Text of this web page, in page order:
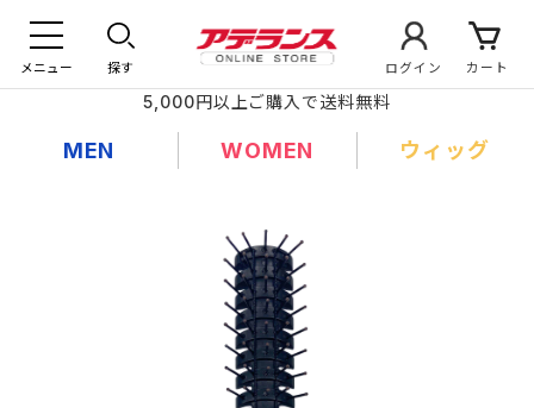
メニュー 探す ログイン カート
5,000円以上ご購入で送料無料
MEN WOMEN ウィッグ